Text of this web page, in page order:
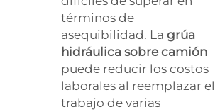
términos de
asequibilidad. La grúa
hidráulica sobre camión
puede reducir los costos
laborales al reemplazar el
trabajo de varias